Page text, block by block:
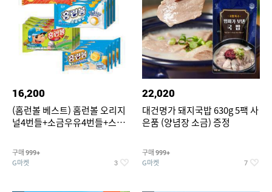
16,200
(홈런볼 베스트) 홈런볼 오리지
널4번들+소금우유4번들+스윗
콘맛4번들
구매 999+
G마켓 3
22,020
대건명가 돼지국밥 630g 5팩 사
은품 (양념장 소금) 증정
구매 999+
G마켓 7